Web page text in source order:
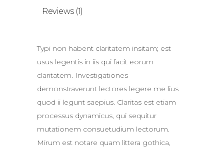
Reviews (1)
Typi non habent claritatem insitam; est
usus legentis in iis qui facit eorum
claritatem. Investigationes
demonstraverunt lectores legere me lius
quod ii legunt saepius. Claritas est etiam
processus dynamicus, qui sequitur
mutationem consuetudium lectorum.
Mirum est notare quam littera gothica,